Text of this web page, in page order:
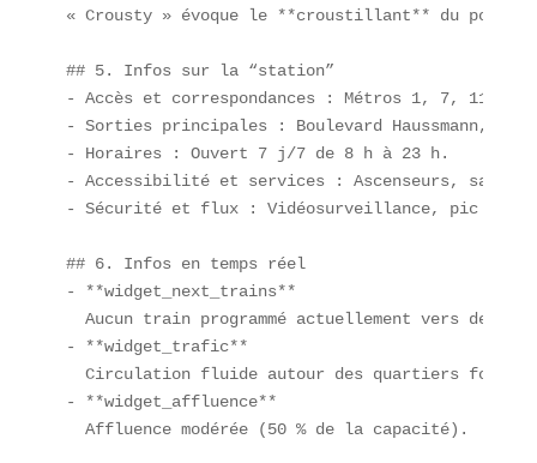
« Crousty » évoque le **croustillant** du
## 5. Infos sur la “station”
- Accès et correspondances : Métros 1, 7, 11
- Sorties principales : Boulevard Haussmann,
- Horaires : Ouvert 7 j/7 de 8 h à 23 h.
- Accessibilité et services : Ascenseurs,
- Sécurité et flux : Vidéosurveillance, pic de
## 6. Infos en temps réel
- **widget_next_trains**
Aucun train programmé actuellement vers des
- **widget_trafic**
  Circulation fluide autour des quartiers food.
- **widget_affluence**
  Affluence modérée (50 % de la capacité).